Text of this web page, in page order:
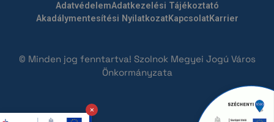
AdatvédelemAdatkezelési Tájékoztató
Akadálymentesítési NyilatkozatKapcsolatKarrier
© Minden jog fenntartva! Szolnok Megyei Jogú Város
Önkormányzata
×